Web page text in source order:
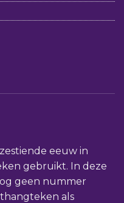
eeuw in
gebruikt. In deze
geen nummer
als